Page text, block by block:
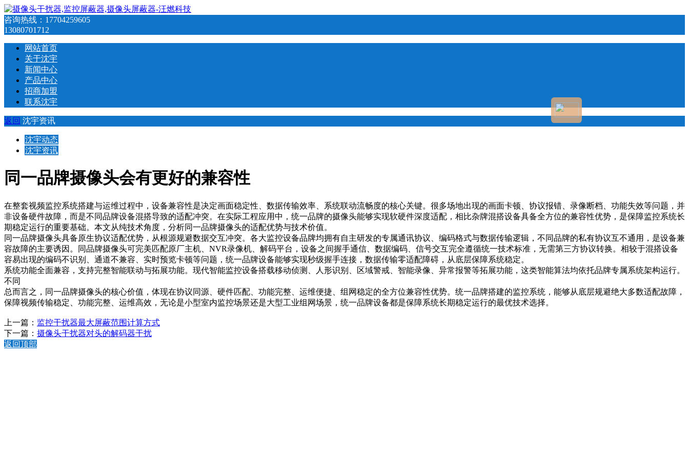
咨询热线： 17704259605
13080701712
网站首页
关于沈宇
新闻中心
产品中心
招商加盟
联系沈宇
返回 沈宇资讯
沈宇动态
沈宇资讯
同一品牌摄像头会有更好的兼容性
在整套视频监控系统搭建与运维过程中，设备兼容性是决定画面稳定性、数据传输效率、系统联动流畅度的核心关键。很多场地出现的画面卡顿、协议报错、录像断档、功能失效等问题，并
非设备硬件故障，而是不同品牌设备混搭导致的适配冲突。在实际工程应用中，统一品牌的摄像头能够实现软硬件深度适配，相比杂牌混搭设备具备全方位的兼容性优势，是保障监控系统长
期稳定运行的重要基础。本文从纯技术角度，分析同一品牌摄像头的适配优势与技术价值。
同一品牌摄像头具备原生协议适配优势，从根源规避数据交互冲突。各大监控设备品牌均拥有自主研发的专属通讯协议、编码格式与数据传输逻辑，不同品牌的私有协议互不通用，是设备兼
容故障的主要诱因。同品牌摄像头可完美匹配原厂主机、NVR录像机、解码平台，设备之间握手通信、数据编码、信号交互完全遵循统一技术标准，无需第三方协议转换。相较于混搭设备
容易出现的编码不识别、通道不兼容、实时预览卡顿等问题，统一品牌设备能够实现秒级握手连接，数据传输零适配障碍，从底层保障系统稳定。
系统功能全面兼容，支持完整智能联动与拓展功能。现代智能监控设备搭载移动侦测、人形识别、区域警戒、智能录像、异常报警等拓展功能，这类智能算法均依托品牌专属系统架构运行。
不同
总而言之，同一品牌摄像头的核心价值，体现在协议同源、硬件匹配、功能完整、运维便捷、组网稳定的全方位兼容性优势。统一品牌搭建的监控系统，能够从底层规避绝大多数适配故障，
保障视频传输稳定、功能完整、运维高效，无论是小型室内监控场景还是大型工业组网场景，统一品牌设备都是保障系统长期稳定运行的最优技术选择。
上一篇： 监控干扰器最大屏蔽范围计算方式
下一篇： 摄像头干扰器对头的解码器干扰
返回顶部